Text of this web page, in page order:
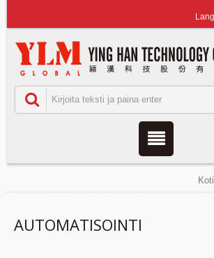
Koti
AUTOMATISOINTI